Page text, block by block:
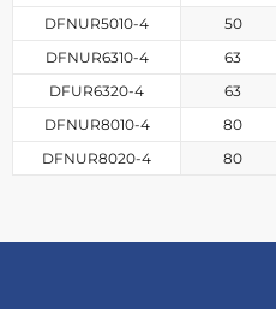
DFNUR5010-4
50
DFNUR6310-4
63
DFUR6320-4
63
DFNUR8010-4
80
DFNUR8020-4
80